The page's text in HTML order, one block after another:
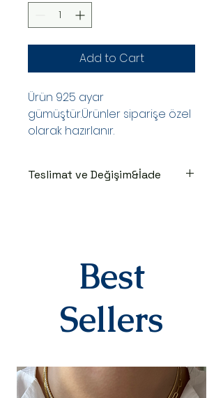
Add to Cart
Ürün 925 ayar
gümüştür.Ürünler siparişe özel
olarak hazırlanır.
Teslimat ve Değişim&İade
takip numaranız,anlaşmalı kargo
firmamız olan Yurtiçi Kargo
tarafından size sms olarak iletilir.
DEĞİŞİM&İADE
Kişiye özel
yoktur.Ürünler sipariş üstüne kişiye
özel olarak hazırlanır.Küpe
Best
Sellers